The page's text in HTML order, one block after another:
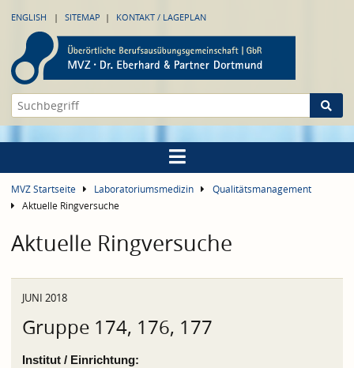
ENGLISH SITEMAP KONTAKT / LAGEPLAN
MVZ Startseite Laboratoriumsmedizin
Qualitätsmanagement
Aktuelle Ringversuche
Aktuelle Ringversuche
JUNI 2018
Gruppe 174, 176, 177
Institut / Einrichtung: